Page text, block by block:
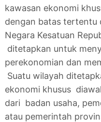
kawasan ekonomi
dengan batas tertentu
Negara Kesatuan
ditetapkan untuk
perekonomian dan
Suatu wilayah
ekonomi khusus
dari badan usaha,
atau pemerintah